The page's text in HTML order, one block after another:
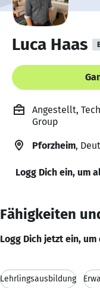
Luca Haas
Angestellt,
Group
Pforzheim,
Logg Dich ein, um
Fähigkeiten
Logg Dich jetzt ein,
Lehrlingsausbildung